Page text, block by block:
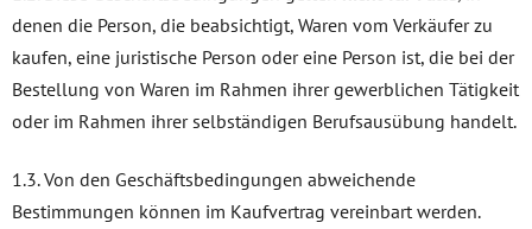
denen die Person, die beabsichtigt, Waren vom Verkäufer zu
kaufen, eine juristische Person oder eine Person ist, die bei der
Bestellung von Waren im Rahmen ihrer gewerblichen Tätigkeit
oder im Rahmen ihrer selbständigen Berufsausübung handelt.
1.3. Von den Geschäftsbedingungen abweichende
Bestimmungen können im Kaufvertrag vereinbart werden.